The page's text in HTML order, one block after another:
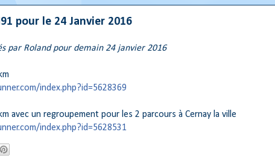
pour le 24 Janvier 2016
par Roland pour demain 24 janvier 2016
index.php?id=5628369
avec un regroupement pour les 2 parcours à Cernay la ville
index.php?id=5628531